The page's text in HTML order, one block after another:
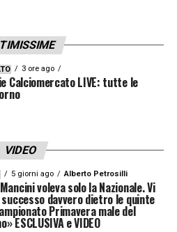
3 ore ago
Calciomercato LIVE: tutte le
VIDEO
5 giorni ago Alberto Petrosilli
voleva solo la Nazionale. Vi
successo davvero dietro le quinte
Primavera male del
ESCLUSIVA e VIDEO